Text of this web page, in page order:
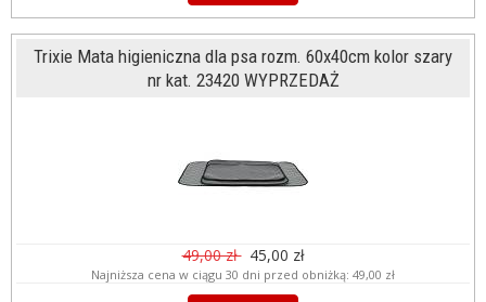
Trixie Mata higieniczna dla psa rozm. 60x40cm kolor szary
nr kat. 23420 WYPRZEDAŻ
49,00 zł 45,00 zł
Najniższa cena w ciągu 30 dni przed obniżką: 49,00 zł